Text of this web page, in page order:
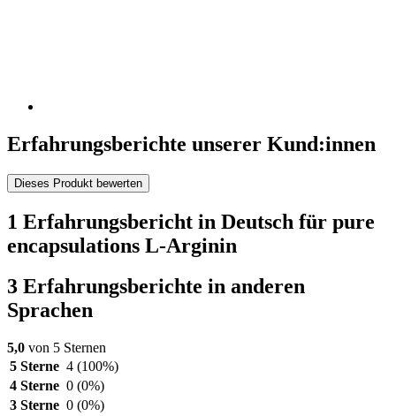
Erfahrungsberichte unserer Kund:innen
Dieses Produkt bewerten
1 Erfahrungsbericht in Deutsch für pure
encapsulations L-Arginin
3 Erfahrungsberichte in anderen
Sprachen
5,0 von 5 Sternen
5 Sterne 4 (100%)
4 Sterne 0 (0%)
3 Sterne 0 (0%)